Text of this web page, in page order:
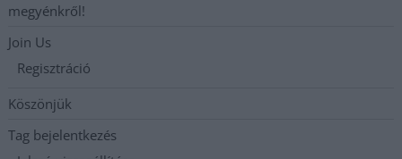
megyénkről!
Join Us
Regisztráció
Köszönjük
Tag bejelentkezés